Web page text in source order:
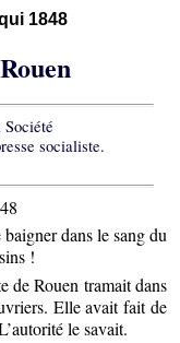
1848
socialiste.
dans le sang du
!
de Rouen tramait dans
Elle avait fait de
le savait.